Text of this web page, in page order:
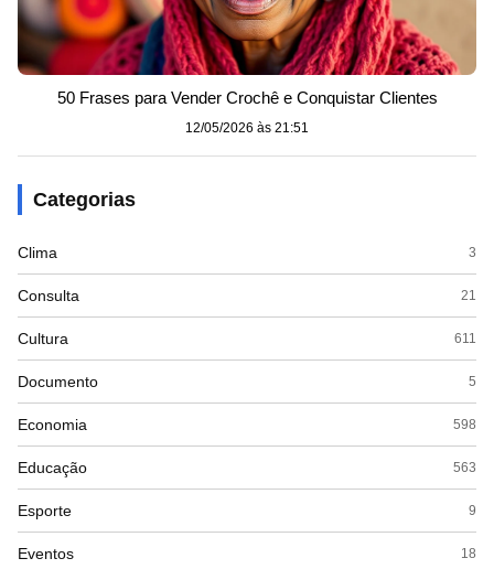
50 Frases para Vender Crochê e Conquistar Clientes
12/05/2026 às 21:51
Categorias
Clima 3
Consulta 21
Cultura 611
Documento 5
Economia 598
Educação 563
Esporte 9
Eventos 18